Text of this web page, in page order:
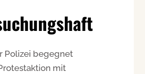
Polizei begegnet
mit